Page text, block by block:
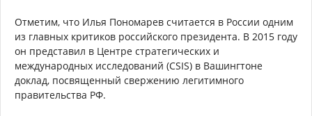
Отметим, что Илья Пономарев считается в России одним
из главных критиков российского президента. В 2015 году
он представил в Центре стратегических и
международных исследований (CSIS) в Вашингтоне
доклад, посвященный свержению легитимного
правительства РФ.